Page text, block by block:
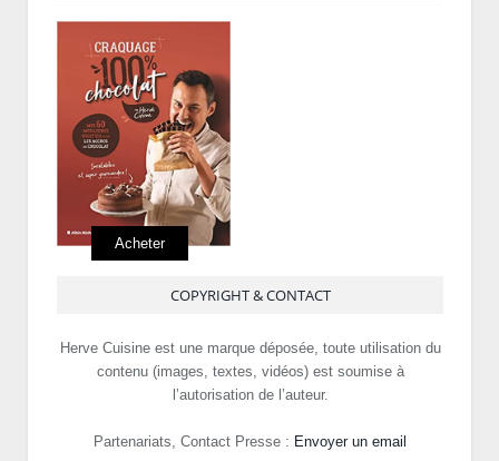
Acheter
COPYRIGHT & CONTACT
Herve Cuisine est une marque déposée, toute utilisation du
contenu (images, textes, vidéos) est soumise à
l’autorisation de l’auteur.
Partenariats, Contact Presse : Envoyer un email